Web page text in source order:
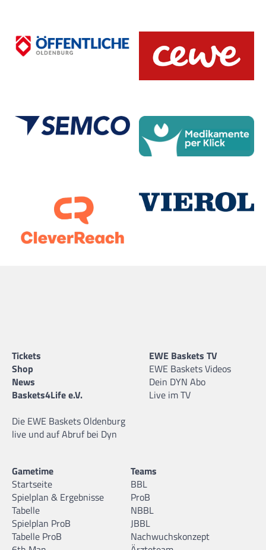
Tickets
Shop
News
Baskets4Life e.V.
Die EWE Baskets Oldenburg
live und auf Abruf bei Dyn
EWE Baskets TV
EWE Baskets Videos
Dein DYN Abo
Live im TV
Gametime
Startseite
Spielplan & Ergebnisse
Tabelle
Spielplan ProB
Tabelle ProB
Teams
BBL
ProB
NBBL
JBBL
Nachwuchskonzept